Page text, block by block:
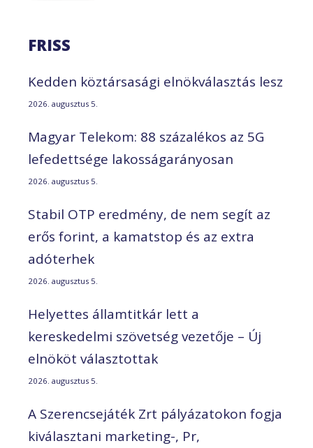
FRISS
Kedden köztársasági elnökválasztás lesz
2026. augusztus 5.
Magyar Telekom: 88 százalékos az 5G
lefedettsége lakosságarányosan
2026. augusztus 5.
Stabil OTP eredmény, de nem segít az
erős forint, a kamatstop és az extra
adóterhek
2026. augusztus 5.
Helyettes államtitkár lett a
kereskedelmi szövetség vezetője – Új
elnököt választottak
2026. augusztus 5.
A Szerencsejáték Zrt pályázatokon fogja
kiválasztani marketing-, Pr,